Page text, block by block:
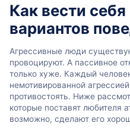
Как вести
вариантов
Агрессивные люди
провоцируют. А пассивное
только хуже. Каждый
немотивированной
противостоять. Ниже
которые поставят любителя
возможно, сделают его